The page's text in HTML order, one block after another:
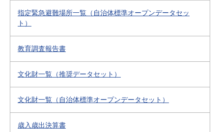
指定緊急避難場所一覧（自治体標準オープンデータセッ
ト）
教育調査報告書
文化財一覧（推奨データセット）
文化財一覧（自治体標準オープンデータセット）
歳入歳出決算書